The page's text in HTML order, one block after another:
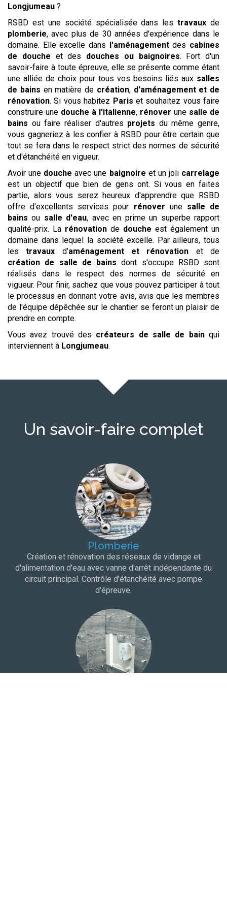
Longjumeau ?
RSBD est une société spécialisée dans lestravaux de
plomberie, avec plus de 30 années d'expérience dans le
domaine. Elle excelle dans l'aménagementdes cabines
de douche et des douches ou baignoires. Fort d'un
savoir-faire à toute épreuve, elle se présente comme étant
une alliée de choix pour tous vos besoins liés aux salles
de bains en matière de création, d'aménagement et de
rénovation. Si vous habitez Paris et souhaitez vous faire
construire une douche à l'italienne, rénover une salle de
bains ou faire réaliser d'autres projets du même genre,
vous gagneriez à les confier à RSBD pour être certain que
tout se fera dans le respect strict des normes de sécurité
et d'étanchéité en vigueur.
Avoir une douche avec une baignoire et un joli carrelage
est un objectif que bien de gens ont. Si vous en faites
partie, alors vous serez heureux d'apprendre que RSBD
offre d'excellents services pour rénover une salle de
bains ou salle d'eau, avec en prime un superbe rapport
qualité-prix. La rénovation de douche est également un
domaine dans lequel la société excelle. Par ailleurs, tous
lestravaux d’aménagement et rénovation et de
création de salle de bains dont s'occupe RSBD sont
réalisés dans le respect des normes de sécurité en
vigueur. Pour finir, sachez que vous pouvez participer à tout
le processus en donnant votre avis, avis que les membres
de l'équipe dépêchée sur le chantier se feront un plaisir de
prendre en compte.
Vous avez trouvé des créateurs de salle de bainqui
interviennent à Longjumeau.
Un savoir-faire complet
Plomberie
Création et rénovation des réseaux de vidange et
d'alimentation d'eau avec vanne d'arrêt indépendante du
circuit principal. Contrôle d'étanchéité avec pompe
d'épreuve.